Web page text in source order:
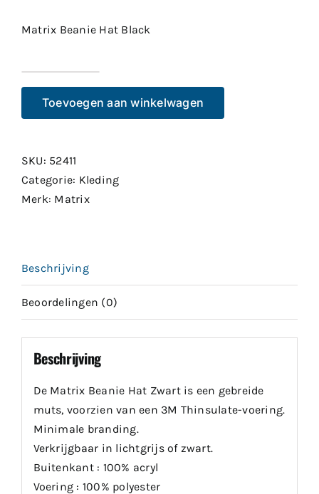
Matrix Beanie Hat Black
Beanie
Hat
aantal
Toevoegen aan winkelwagen
SKU: 52411
Categorie: Kleding
Merk: Matrix
Beschrijving
Beoordelingen (0)
Beschrijving
De Matrix Beanie Hat Zwart is een gebreide
muts, voorzien van een 3M Thinsulate-voering.
Minimale branding.
Verkrijgbaar in lichtgrijs of zwart.
Buitenkant : 100% acryl
Voering : 100% polyester